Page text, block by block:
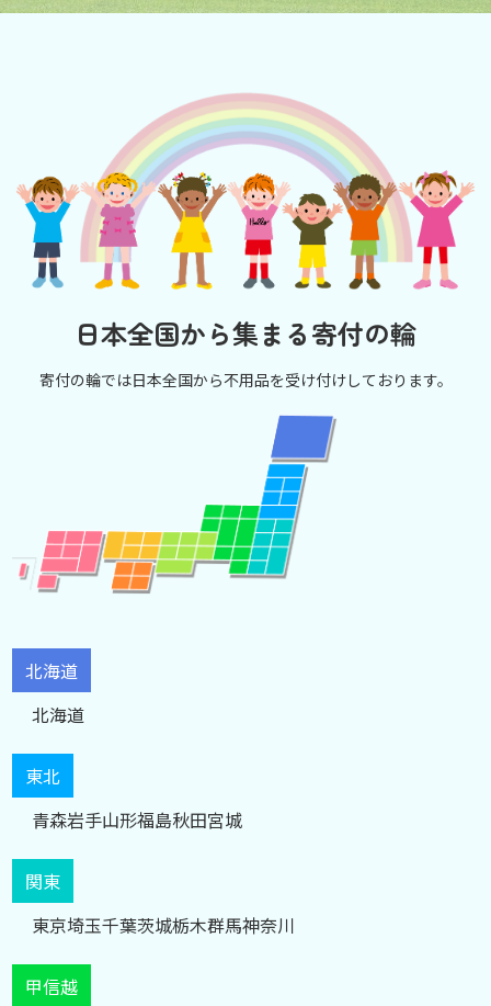
日本全国から集まる寄付の輪
寄付の輪では日本全国から不用品を受け付けしております。
北海道
北海道
東北
青森岩手山形福島秋田宮城
関東
東京埼玉千葉茨城栃木群馬神奈川
甲信越